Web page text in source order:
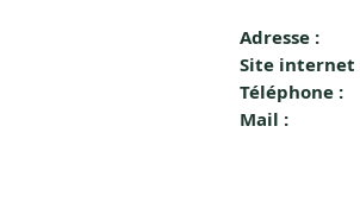
1.png
Adresse :
Site internet
Téléphone :
Mail :